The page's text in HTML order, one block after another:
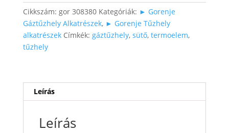
Cikkszám: gor 308380 Kategóriák: ► Gorenje
Gáztűzhely Alkatrészek, ► Gorenje Tűzhely
alkatrészek Címkék: gáztűzhely, sütő, termoelem,
tűzhely
Leírás
Leírás